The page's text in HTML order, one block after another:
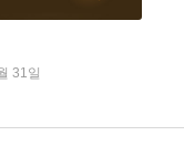
31일